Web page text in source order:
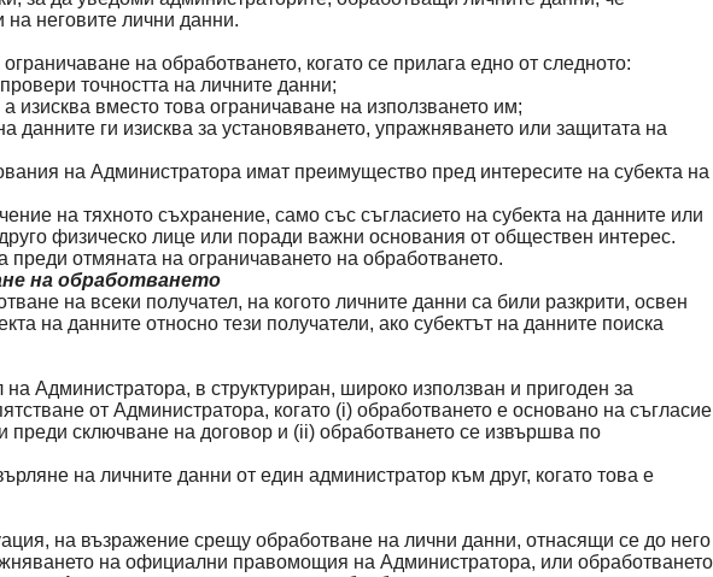
на неговите лични данни.
на обработването, когато се прилага едно от следното:
точността на личните данни;
изисква вместо това ограничаване на използването им;
ги изисква за установяването, упражняването или защитата на
на Администратора имат преимущество пред интересите на субекта на
на тяхното съхранение, само със съгласието на субекта на данните или
физическо лице или поради важни основания от обществен интерес.
отмяната на ограничаването на обработването.
на обработването
на всеки получател, на когото личните данни са били разкрити, освен
на данните относно тези получатели, ако субектът на данните поиска
Администратора, в структуриран, широко използван и пригоден за
от Администратора, когато (i) обработването е основано на съгласие
сключване на договор и (ii) обработването се извършва по
на личните данни от един администратор към друг, когато това е
на възражение срещу обработване на лични данни, отнасящи се до него
на официални правомощия на Администратора, или обработването